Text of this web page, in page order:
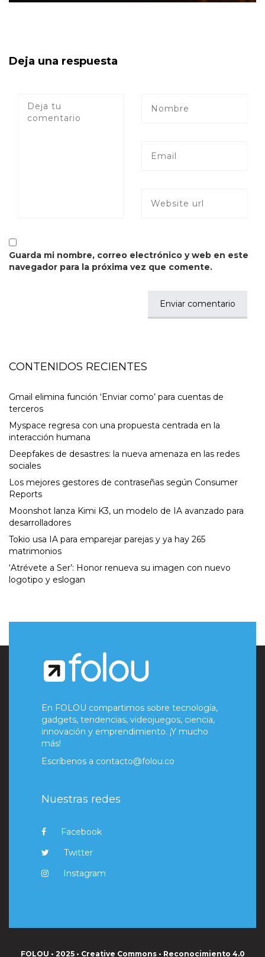
Deja una respuesta
Guarda mi nombre, correo electrónico y web en este
navegador para la próxima vez que comente.
CONTENIDOS RECIENTES
Gmail elimina función ‘Enviar como’ para cuentas de
terceros
Myspace regresa con una propuesta centrada en la
interacción humana
Deepfakes de desastres: la nueva amenaza en las redes
sociales
Los mejores gestores de contraseñas según Consumer
Reports
Moonshot lanza Kimi K3, un modelo de IA avanzado para
desarrolladores
Tokio usa IA para emparejar parejas y ya hay 265
matrimonios
‘Atrévete a Ser’: Honor renueva su imagen con nuevo
logotipo y eslogan
En FOLOU compartimos sobre tecnología,
gadgets, tendencias, videojuegos, ciencia,
innovación y emprendimiento. ¡Y mucho
más!
Escríbenos a contacto@folou.co
Nuestras redes
Facebook
Twitter
Instagram
FOLOU • 2025 • Creative Commons • Reconocimiento 4.0